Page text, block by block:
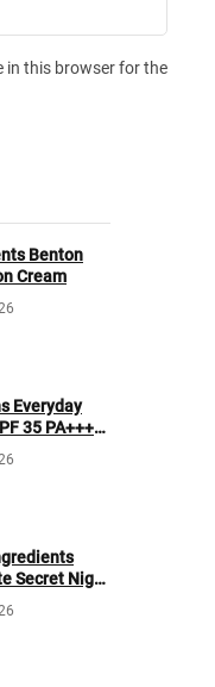
in this browser for the
Benton
Cream
Everyday
35 PA+++
Secret Night